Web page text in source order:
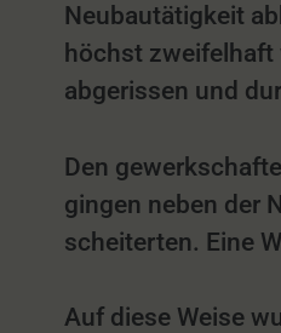
Neubautätigkeit
höchst zweifelhaft
abgerissen und
Den
gingen neben der
scheiterten. Eine
Auf diese Weise